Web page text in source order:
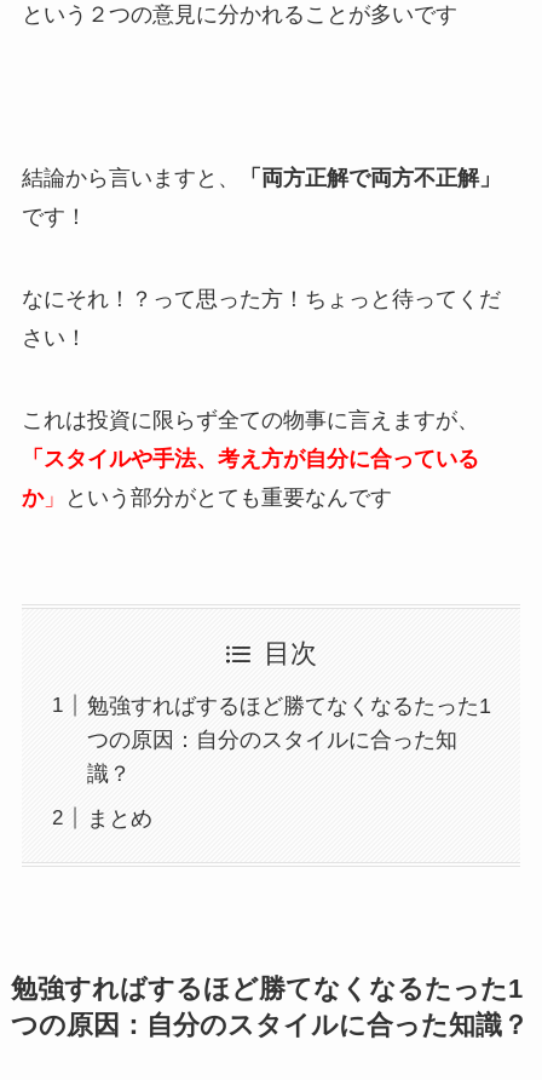
という２つの意見に分かれることが多いです
結論から言いますと、
「両方正解で両方不正解」
です！
なにそれ！？って思った方！ちょっと待ってくだ
さい！
これは投資に限らず全ての物事に言えますが、
「スタイルや手法、考え方が自分に合っている
か」 という部分がとても重要なんです
目次
勉強すればするほど勝てなくなるたった1
つの原因：自分のスタイルに合った知
識？
まとめ
勉強すればするほど勝てなくなるたった1
つの原因：自分のスタイルに合った知識？